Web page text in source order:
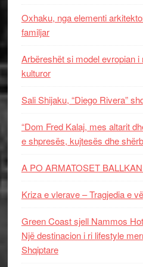
Oxhaku, nga elementi
familjar
Arbëreshët si model evropian
kulturor
Sali Shijaku, “Diego Rivera”
“Dom Fred Kalaj, mes altarit
e shpresës, kujtesës dhe
A PO ARMATOSET
Kriza e vlerave – Tragjedia e
Green Coast sjell Nammos
Një destinacion i ri lifestyle
Shqiptare